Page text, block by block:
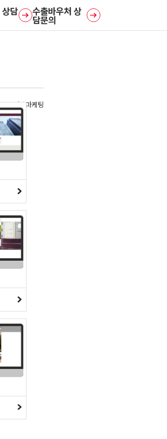
담문의
영상마케팅